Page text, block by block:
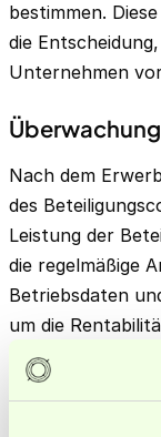
bestimmen.
die
Unternehmen
Nach dem
des
Leistung der
die regelmäßige
Betriebsdaten
um die
der Beteiligung
geplanten